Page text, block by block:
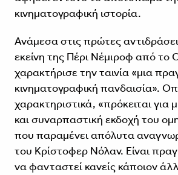
κινηματογραφική ιστορία.
Ανάμεσα στις πρώτες
εκείνη της Πέρι Νέμιροφ από το
χαρακτήρισε την ταινία «μια
κινηματογραφική πανδαισία».
χαρακτηριστικά, «πρόκειται για
και συναρπαστική εκδοχή του
που παραμένει απόλυτα
του Κρίστοφερ Νόλαν. Είναι
να φανταστεί κανείς κάποιον